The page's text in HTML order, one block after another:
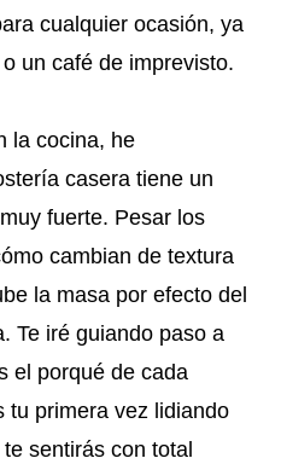
cualquier ocasión, ya
un café de imprevisto.
la cocina, he
casera tiene un
fuerte. Pesar los
cambian de textura
la masa por efecto del
Te iré guiando paso a
el porqué de cada
tu primera vez lidiando
sentirás con total